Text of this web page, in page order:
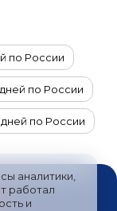
аналитики,
работал
и
по России
дней по России
дней по России
дней по России
по России